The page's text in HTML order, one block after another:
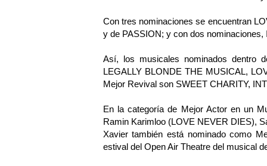
Con tres nominaciones se encuentran
y de PASSION; y con dos
Así, los musicales nominados dentro
LEGALLY BLONDE THE MUSICAL,
Mejor Revival son SWEET CHARITY,
En la categoría de Mejor Actor en un
Ramin Karimloo (LOVE NEVER DIES),
Xavier también está nominado como
estival del Open Air Theatre del musical